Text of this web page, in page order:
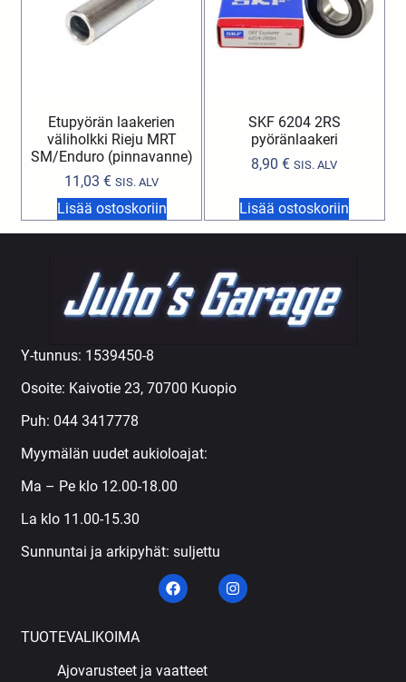
Etupyörän laakerien
väliholkki Rieju MRT
SM/Enduro (pinnavanne)
11,03€ SIS. ALV
Lisää ostoskoriin
SKF 6204 2RS
pyöränlaakeri
8,90€ SIS. ALV
Lisää ostoskoriin
Y-tunnus: 1539450-8
Osoite: Kaivotie 23, 70700 Kuopio
Puh: 044 3417778
Myymälän uudet aukioloajat:
Ma – Pe klo 12.00-18.00
La klo 11.00-15.30
Sunnuntai ja arkipyhät: suljettu
TUOTEVALIKOIMA
Ajovarusteet ja vaatteet